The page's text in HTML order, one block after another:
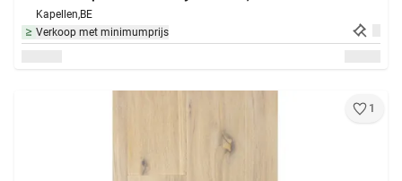
Kapellen,BE
Verkoop met minimumprijs
1